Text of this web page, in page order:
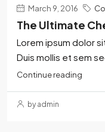
March 9, 2016
The Ultimate
Lorem ipsum dolor
Duis mollis et sem
Continue reading
by admin